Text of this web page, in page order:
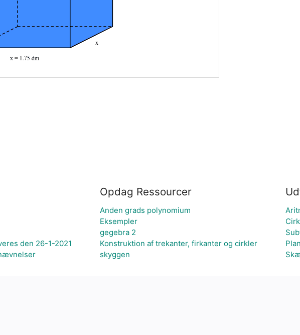
den 26-1-2021
Opdag Ressourcer
Anden grads polynomium
Eksempler
gegebra 2
Konstruktion af trekanter, firkanter og cirkler
skyggen